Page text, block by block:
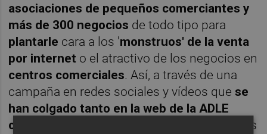
asociaciones de pequeños comerciantes y
más de 300 negocios de todo tipo para
plantarle cara a los 'monstruos' de la venta
por internet o el atractivo de los negocios en
centros comerciales. Así, a través de una
campaña en redes sociales y vídeos quese
han colgado tanto en la web de la ADLE
como en las de las propias asociaciones
, los